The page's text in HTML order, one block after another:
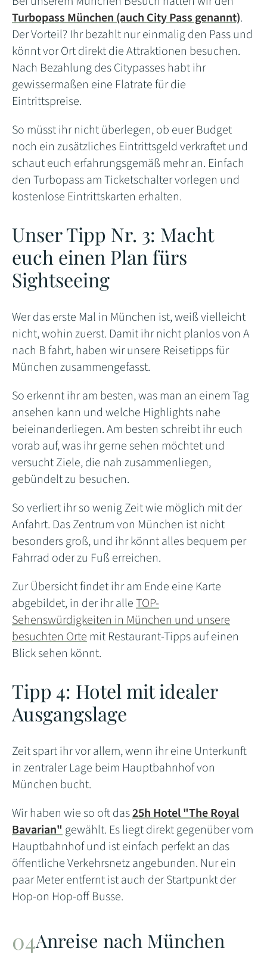
Turbopass München (auch City Pass genannt).
Der Vorteil? Ihr bezahlt nur einmalig den Pass und
könnt vor Ort direkt die Attraktionen besuchen.
Nach Bezahlung des Citypasses habt ihr
gewissermaßen eine Flatrate für die
Eintrittspreise.
So müsst ihr nicht überlegen, ob euer Budget
noch ein zusätzliches Eintrittsgeld verkraftet und
schaut euch erfahrungsgemäß mehr an. Einfach
den Turbopass am Ticketschalter vorlegen und
kostenlose Eintrittskarten erhalten.
Unser Tipp Nr. 3: Macht
euch einen Plan fürs
Sightseeing
Wer das erste Mal in München ist, weiß vielleicht
nicht, wohin zuerst. Damit ihr nicht planlos von A
nach B fahrt, haben wir unsere Reisetipps für
München zusammengefasst.
So erkennt ihr am besten, was man an einem Tag
ansehen kann und welche Highlights nahe
beieinanderliegen. Am besten schreibt ihr euch
vorab auf, was ihr gerne sehen möchtet und
versucht Ziele, die nah zusammenliegen,
gebündelt zu besuchen.
So verliert ihr so wenig Zeit wie möglich mit der
Anfahrt. Das Zentrum von München ist nicht
besonders groß, und ihr könnt alles bequem per
Fahrrad oder zu Fuß erreichen.
Zur Übersicht findet ihr am Ende eine Karte
abgebildet, in der ihr alleTOP-
Sehenswürdigkeiten in München und unsere
besuchten Ortemit Restaurant-Tipps auf einen
Blick sehen könnt.
Tipp 4: Hotel mit idealer
Ausgangslage
Zeit spart ihr vor allem, wenn ihr eine Unterkunft
in zentraler Lage beim Hauptbahnhof von
München bucht.
Wir haben wie so oft das25h Hotel "The Royal
Bavarian"gewählt. Es liegt direkt gegenüber vom
Hauptbahnhof und ist einfach perfekt an das
öffentliche Verkehrsnetz angebunden. Nur ein
paar Meter entfernt ist auch der Startpunkt der
Hop-on Hop-off Busse.
Anreise nach München